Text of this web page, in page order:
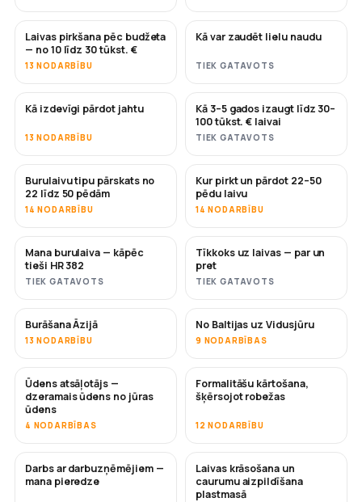
DRĪZUMĀ
Laivas pirkšana pēc budžeta
— no 10 līdz 30 tūkst. €
13 NODARBĪBU
DRĪZUMĀ
Kā var zaudēt lielu naudu
TIEK GATAVOTS
JAUNS
Kā izdevīgi pārdot jahtu
13 NODARBĪBU
JAUNS
Kā 3–5 gados izaugt līdz 30–
100 tūkst. € laivai
TIEK GATAVOTS
DRĪZUMĀ
Burulaivu tipu pārskats no
22 līdz 50 pēdām
14 NODARBĪBU
DRĪZUMĀ
Kur pirkt un pārdot 22–50
pēdu laivu
14 NODARBĪBU
DRĪZUMĀ
Mana burulaiva — kāpēc
tieši HR 382
TIEK GATAVOTS
DRĪZUMĀ
Tīkkoks uz laivas — par un
pret
TIEK GATAVOTS
DRĪZUMĀ
Burāšana Āzijā
13 NODARBĪBU
DRĪZUMĀ
No Baltijas uz Vidusjūru
9 NODARBĪBAS
DRĪZUMĀ
Ūdens atsāļotājs —
dzeramais ūdens no jūras
ūdens
4 NODARBĪBAS
Formalitāšu kārtošana,
šķērsojot robežas
12 NODARBĪBU
DRĪZUMĀ
Darbs ar darbuzņēmējiem —
mana pieredze
DRĪZUMĀ
Laivas krāsošana un
caurumu aizpildīšana
plastmasā